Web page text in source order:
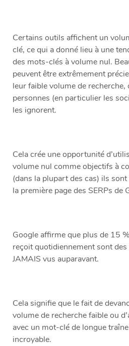
Certains outils affichent un
clé, ce qui a donné lieu à une
des mots-clés à volume nul.
peuvent être extrêmement
leur faible volume de recherche,
personnes (en particulier les
les ignorent.
Cela crée une opportunité
volume nul comme objectifs à
(dans la plupart des cas) ils
la première page des SERPs de
Google affirme que plus de 15
reçoit quotidiennement sont des
JAMAIS vus auparavant.
Cela signifie que le fait de
volume de recherche faible ou
avec un mot-clé de longue
incroyable.